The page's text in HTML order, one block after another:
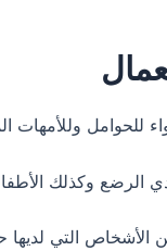
الأشخاص التي لديها